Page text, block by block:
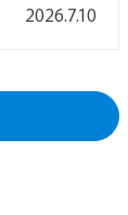
2026.7.10